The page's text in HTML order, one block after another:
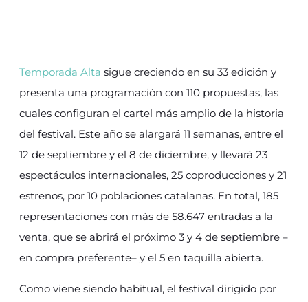
Temporada Alta sigue creciendo en su 33 edición y
presenta una programación con 110 propuestas, las
cuales configuran el cartel más amplio de la historia
del festival. Este año se alargará 11 semanas, entre el
12 de septiembre y el 8 de diciembre, y llevará 23
espectáculos internacionales, 25 coproducciones y 21
estrenos, por 10 poblaciones catalanas. En total, 185
representaciones con más de 58.647 entradas a la
venta, que se abrirá el próximo 3 y 4 de septiembre –
en compra preferente– y el 5 en taquilla abierta.
Como viene siendo habitual, el festival dirigido por